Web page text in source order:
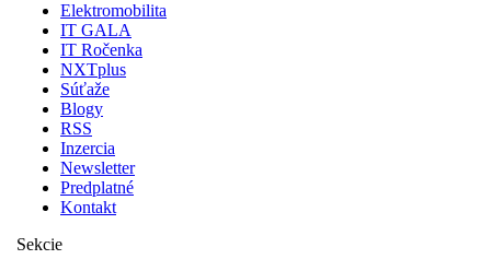
Elektromobilita
IT GALA
IT Ročenka
NXTplus
Súťaže
Blogy
RSS
Inzercia
Newsletter
Predplatné
Kontakt
Sekcie